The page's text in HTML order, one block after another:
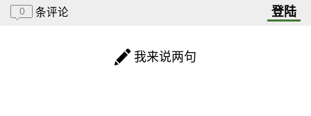
0 条评论 登陆
我来说两句